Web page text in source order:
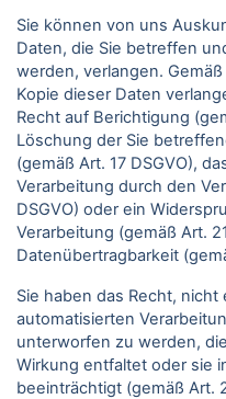
Sie können von uns
Daten, die Sie betreffen
werden, verlangen.
Kopie dieser Daten
Recht auf Berichtigung
Löschung der Sie
(gemäß Art. 17 DSGVO),
Verarbeitung durch den
DSGVO) oder ein
Verarbeitung (gemäß Art.
Datenübertragbarkeit
Sie haben das Recht,
automatisierten
unterworfen zu werden,
Wirkung entfaltet oder sie
beeinträchtigt (gemäß Art.